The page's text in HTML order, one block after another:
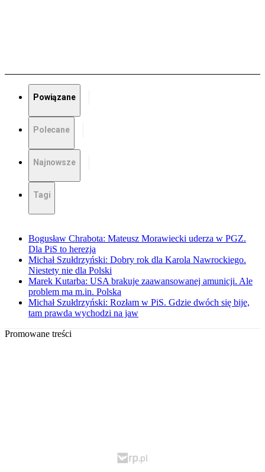
Powiązane
Polecane
Najnowsze
Tagi
Bogusław Chrabota: Mateusz Morawiecki uderza w PGZ.
Dla PiS to herezja
Michał Szułdrzyński: Dobry rok dla Karola Nawrockiego.
Niestety nie dla Polski
Marek Kutarba: USA brakuje zaawansowanej amunicji. Ale
problem ma m.in. Polska
Michał Szułdrzyński: Rozłam w PiS. Gdzie dwóch się bije,
tam prawda wychodzi na jaw
Promowane treści